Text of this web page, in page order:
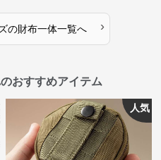
の財布一体一覧へ ›
おすすめアイテム
人気